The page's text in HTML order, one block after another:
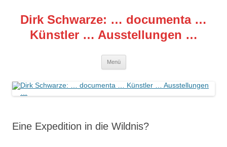
springen
Dirk Schwarze: … documenta …
Künstler … Ausstellungen …
Menü
Eine Expedition in die Wildnis?